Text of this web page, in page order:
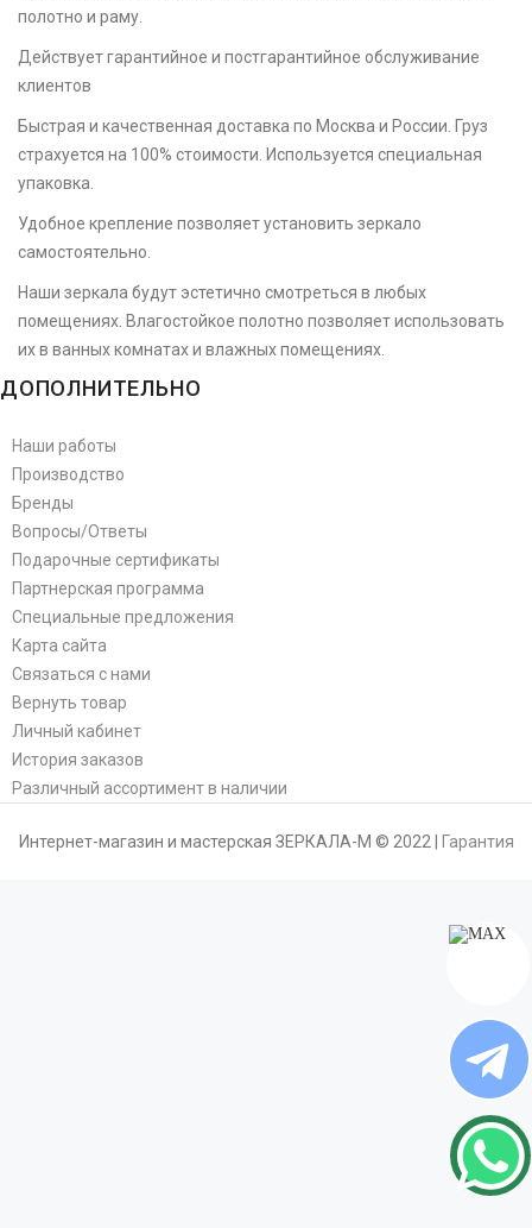
полотно и раму.
Действует гарантийное и постгарантийное обслуживание
клиентов
Быстрая и качественная доставка по Москва и России. Груз
страхуется на 100% стоимости. Используется специальная
упаковка.
Удобное крепление позволяет установить зеркало
самостоятельно.
Наши зеркала будут эстетично смотреться в любых
помещениях. Влагостойкое полотно позволяет использовать
их в ванных комнатах и влажных помещениях.
ДОПОЛНИТЕЛЬНО
Наши работы
Производство
Бренды
Вопросы/Ответы
Подарочные сертификаты
Партнерская программа
Специальные предложения
Карта сайта
Связаться с нами
Вернуть товар
Личный кабинет
История заказов
Различный ассортимент в наличии
Интернет-магазин и мастерская ЗЕРКАЛА-М © 2022 | Гарантия